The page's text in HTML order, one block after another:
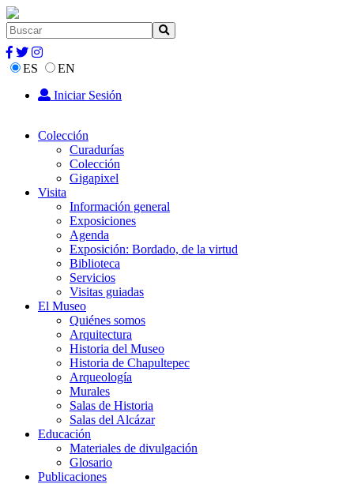
ES
EN
Iniciar Sesión
Colección
Curadurías
Colección
Gigapixel
Visita
Información general
Exposiciones
Agenda
Exposición: Bordado, de la virtud
Biblioteca
Servicios
Visitas guiadas
El Museo
Quiénes somos
Arquitectura
Historia del Museo
Historia de Chapultepec
Arqueología
Murales
Salas de Historia
Salas del Alcázar
Educación
Materiales de divulgación
Glosario
Publicaciones